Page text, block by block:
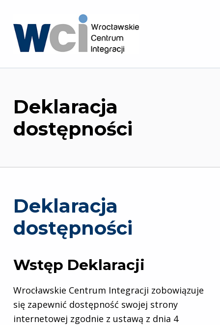
Wrocławskie Centrum Integracji
Deklaracja
dostępności
Deklaracja
dostępności
Wstęp Deklaracji
Wrocławskie Centrum Integracji zobowiązuje
się zapewnić dostępność swojej strony
internetowej zgodnie z ustawą z dnia 4